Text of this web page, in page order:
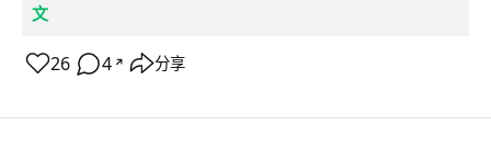
文
26 4 ↗ 分享